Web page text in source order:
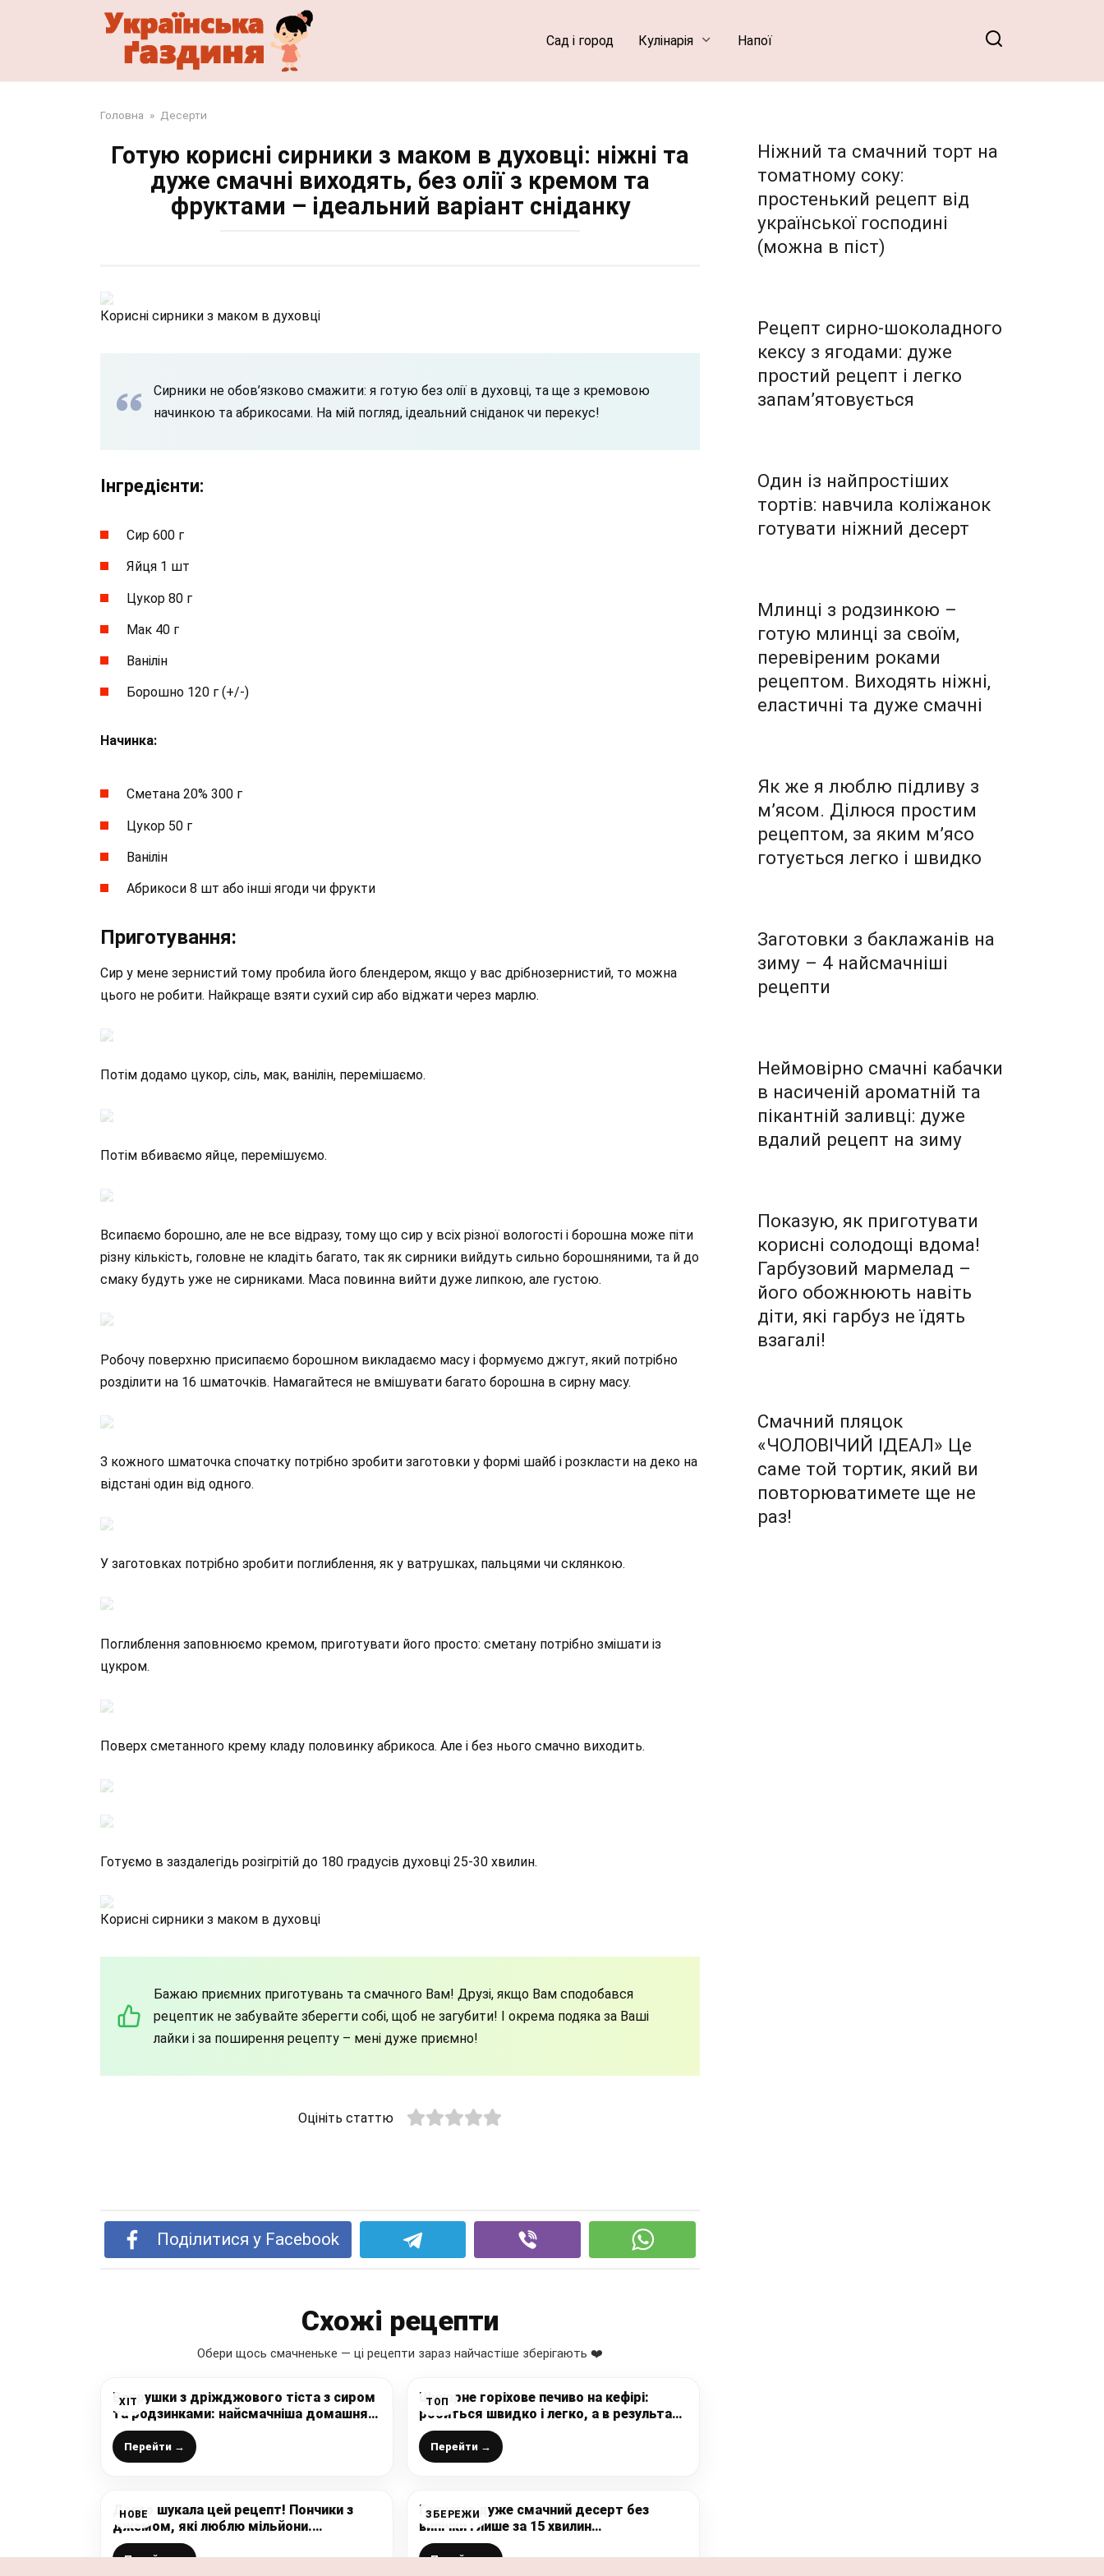
Сад і город Кулінарія Напої
Головна » Десерти
Готую корисні сирники з маком в духовці: ніжні та
дуже смачні виходять, без олії з кремом та
фруктами – ідеальний варіант сніданку
Корисні сирники з маком в духовці
Сирники не обов’язково смажити: я готую без олії в духовці, та ще з кремовою
начинкою та абрикосами. На мій погляд, ідеальний сніданок чи перекус!
Інгредієнти:
Сир 600 г
Яйця 1 шт
Цукор 80 г
Мак 40 г
Ванілін
Борошно 120 г (+/-)
Начинка:
Сметана 20% 300 г
Цукор 50 г
Ванілін
Абрикоси 8 шт або інші ягоди чи фрукти
Приготування:
Сир у мене зернистий тому пробила його блендером, якщо у вас дрібнозернистий, то можна
цього не робити. Найкраще взяти сухий сир або віджати через марлю.
Потім додамо цукор, сіль, мак, ванілін, перемішаємо.
Потім вбиваємо яйце, перемішуємо.
Всипаємо борошно, але не все відразу, тому що сир у всіх різної вологості і борошна може піти
різну кількість, головне не кладіть багато, так як сирники вийдуть сильно борошняними, та й до
смаку будуть уже не сирниками. Маса повинна вийти дуже липкою, але густою.
Робочу поверхню присипаємо борошном викладаємо масу і формуємо джгут, який потрібно
розділити на 16 шматочків. Намагайтеся не вмішувати багато борошна в сирну масу.
З кожного шматочка спочатку потрібно зробити заготовки у формі шайб і розкласти на деко на
відстані один від одного.
У заготовках потрібно зробити поглиблення, як у ватрушках, пальцями чи склянкою.
Поглиблення заповнюємо кремом, приготувати його просто: сметану потрібно змішати із
цукром.
Поверх сметанного крему кладу половинку абрикоса. Але і без нього смачно виходить.
Готуємо в заздалегідь розігрітій до 180 градусів духовці 25-30 хвилин.
Корисні сирники з маком в духовці
Бажаю приємних приготувань та смачного Вам! Друзі, якщо Вам сподобався
рецептик не забувайте зберегти собі, щоб не загубити! І окрема подяка за Ваші
лайки і за поширення рецепту – мені дуже приємно!
Оцініть статтю
Поділитися у Facebook
Схожі рецепти
Обери щось смачненьке — ці рецепти зараз найчастіше зберігають ❤️
ХІТ
Ватрушки з дріжджового тіста з сиром
та родзинками: найсмачніша домашня
випічка
Перейти →
ТОП
Шикарне горіхове печиво на кефірі:
робиться швидко і легко, а в результаті
“гора” смакоти до чаю, що
сподобається всім
Перейти →
НОВЕ
Довго шукала цей рецепт! Пончики з
джемом, які люблю мільйони.
Спробуйте приготувати!
Перейти →
ЗБЕРЕЖИ
Готуємо дуже смачний десерт без
випічки і лише за 15 хвилин
приготування: швидкий і простий
рецепт з мінімальних продуктів
Перейти →
Ніжний та смачний торт на
томатному соку:
простенький рецепт від
української господині
(можна в піст)
Рецепт сирно-шоколадного
кексу з ягодами: дуже
простий рецепт і легко
запам’ятовується
Один із найпростіших
тортів: навчила коліжанок
готувати ніжний десерт
Млинці з родзинкою –
готую млинці за своїм,
перевіреним роками
рецептом. Виходять ніжні,
еластичні та дуже смачні
Як же я люблю підливу з
м’ясом. Ділюся простим
рецептом, за яким м’ясо
готується легко і швидко
Заготовки з баклажанів на
зиму – 4 найсмачніші
рецепти
Неймовірно смачні кабачки
в насиченій ароматній та
пікантній заливці: дуже
вдалий рецепт на зиму
Показую, як приготувати
корисні солодощі вдома!
Гарбузовий мармелад –
його обожнюють навіть
діти, які гарбуз не їдять
взагалі!
Смачний пляцок
«ЧОЛОВІЧИЙ ІДЕАЛ» Це
саме той тортик, який ви
повторюватимете ще не
раз!